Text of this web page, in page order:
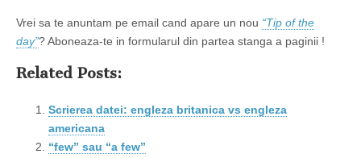
Vrei sa te anuntam pe email cand apare un nou “Tip of the
day”? Aboneaza-te in formularul din partea stanga a paginii !
Related Posts:
Scrierea datei: engleza britanica vs engleza
americana
“few” sau “a few”